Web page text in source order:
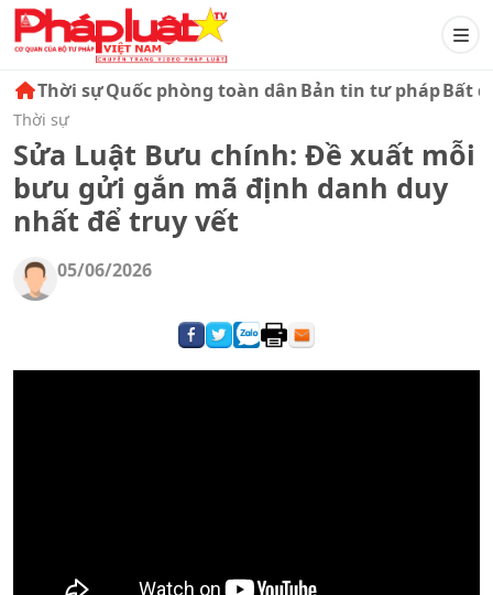
Thời sựQuốc phòng toàn dânBản tin tư phápBất
Thời sự
Sửa Luật Bưu chính: Đề xuất mỗi
bưu gửi gắn mã định danh duy
nhất để truy vết
05/06/2026